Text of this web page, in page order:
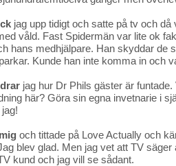
jag upp tidigt och satte på tv och
våld. Fast Spidermän var lite ok
hans medhjälpare. Han skyddar de
Kunde han inte komma in och
jag hur Dr Phils gäster är
här? Göra sin egna invetnarie i
och tittade på Love Actually och
blev glad. Men jag vet att TV
kund och jag vill se sådant.